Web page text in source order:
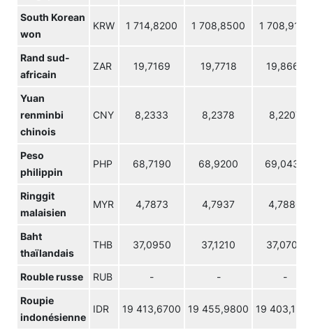
South Korean
won
KRW 1 714,8200 1 708,8500 1 708,9100
Rand sud-
africain
ZAR 19,7169 19,7718 19,8661
Yuan
renminbi
chinois
CNY 8,2333 8,2378 8,2207
Peso
philippin
PHP 68,7190 68,9200 69,0430
Ringgit
malaisien
MYR 4,7873 4,7937 4,7886
Baht
thaïlandais
THB 37,0950 37,1210 37,0700
Rouble russe RUB - - -
Roupie
indonésienne
IDR 19 413,6700 19 455,9800 19